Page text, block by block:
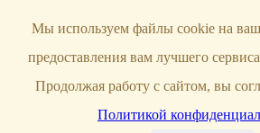
О нас
Портфолио тренера
Корпоративные тренинги
Развивающие проекты
Мы используем файлы cookie на
предоставления вам лучшего
Продолжая работу с сайтом, вы
Политикой